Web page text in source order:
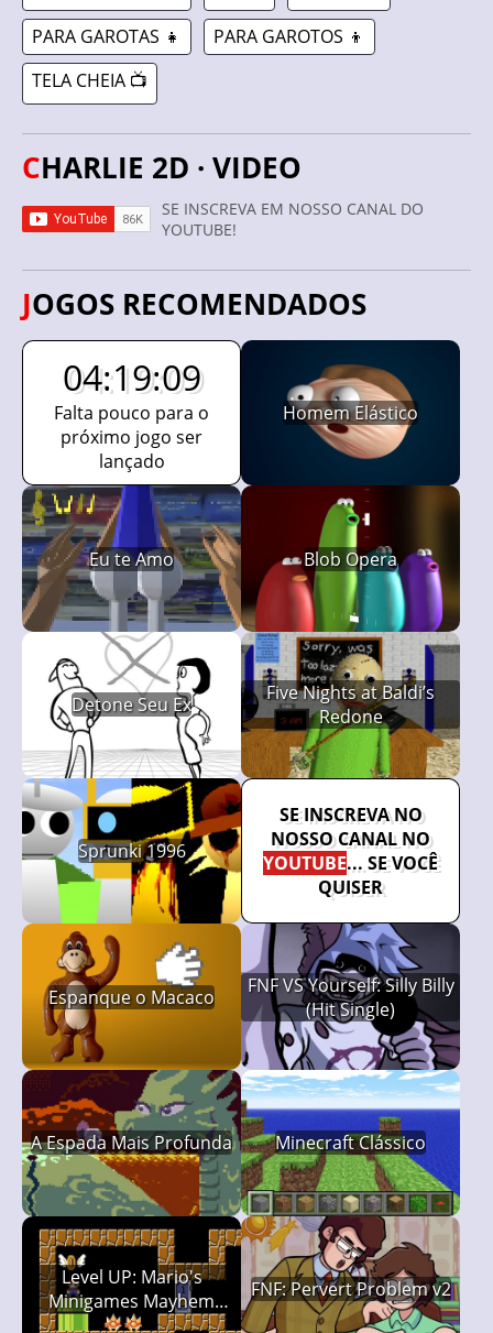
PARA GAROTAS 👧
PARA GAROTOS 👦
TELA CHEIA 📺
CHARLIE 2D · VIDEO
SE INSCREVA EM NOSSO CANAL DO
YOUTUBE!
JOGOS RECOMENDADOS
04:19:08
Falta pouco para o
próximo jogo ser
lançado
Homem Elástico
Eu te Amo Blob Opera
Detone Seu Ex
Five Nights at Baldi’s
Redone
Sprunki 1996
SE INSCREVA NO
NOSSO CANAL NO
YOUTUBE... SE VOCÊ
QUISER
Espanque o Macaco
FNF VS Yourself: Silly Billy
(Hit Single)
A Espada Mais Profunda Minecraft Clássico
Level UP: Mario's
Minigames Mayhem
(LUMMM)
FNF: Pervert Problem v2